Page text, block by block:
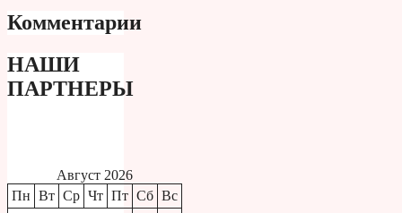
Комментарии
НАШИ
ПАРТНЕРЫ
Август 2026
Пн Вт Ср Чт Пт Сб Вс